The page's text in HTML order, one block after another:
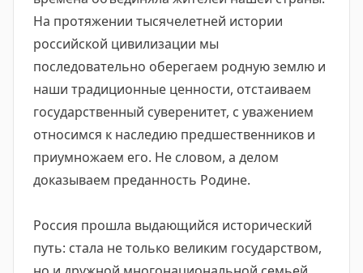
На протяжении тысячелетней истории
российской цивилизации мы
последовательно оберегаем родную землю и
наши традиционные ценности, отстаиваем
государственный суверенитет, с уважением
относимся к наследию предшественников и
приумножаем его. Не словом, а делом
доказываем преданность Родине.
Россия прошла выдающийся исторический
путь: стала не только великим государством,